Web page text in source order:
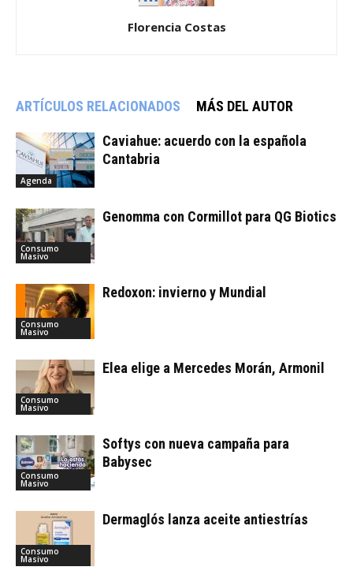
Florencia Costas
ARTÍCULOS RELACIONADOS MÁS DEL AUTOR
Agenda
Caviahue: acuerdo con la española
Cantabria
Consumo
Masivo
Genomma con Cormillot para QG Biotics
Consumo
Masivo
Redoxon: invierno y Mundial
Consumo
Masivo
Elea elige a Mercedes Morán, Armonil
Consumo
Masivo
Softys con nueva campaña para
Babysec
Consumo
Masivo
Dermaglós lanza aceite antiestrías